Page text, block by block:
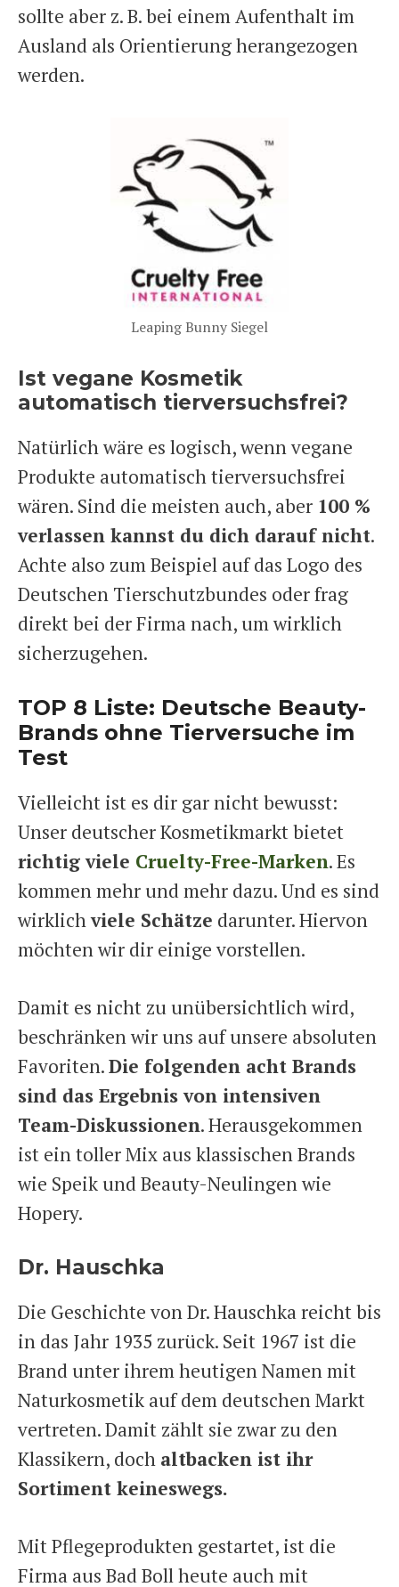
sollte aber z. B. bei einem Aufenthalt im
Ausland als Orientierung herangezogen
werden.
Leaping Bunny Siegel
Ist vegane Kosmetik
automatisch tierversuchsfrei?
Natürlich wäre es logisch, wenn vegane
Produkte automatisch tierversuchsfrei
wären. Sind die meisten auch, aber 100 %
verlassen kannst du dich darauf nicht.
Achte also zum Beispiel auf das Logo des
Deutschen Tierschutzbundes oder frag
direkt bei der Firma nach, um wirklich
sicherzugehen.
TOP 8 Liste: Deutsche Beauty-
Brands ohne Tierversuche im
Test
Vielleicht ist es dir gar nicht bewusst:
Unser deutscher Kosmetikmarkt bietet
richtig viele Cruelty-Free-Marken. Es
kommen mehr und mehr dazu. Und es sind
wirklichviele Schätze darunter. Hiervon
möchten wir dir einige vorstellen.
Damit es nicht zu unübersichtlich wird,
beschränken wir uns auf unsere absoluten
Favoriten.Die folgenden acht Brands
sind das Ergebnis von intensiven
Team-Diskussionen. Herausgekommen
ist ein toller Mix aus klassischen Brands
wie Speik und Beauty-Neulingen wie
Hopery.
Dr. Hauschka
Die Geschichte von Dr. Hauschka reicht bis
in das Jahr 1935 zurück. Seit 1967 ist die
Brand unter ihrem heutigen Namen mit
Naturkosmetik auf dem deutschen Markt
vertreten. Damit zählt sie zwar zu den
Klassikern, doch altbacken ist ihr
Sortiment keineswegs.
Mit Pflegeprodukten gestartet, ist die
Firma aus Bad Boll heute auch mit